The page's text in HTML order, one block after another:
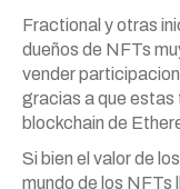
Fractional y otras
dueños de NFTs
vender
gracias a que estas
blockchain de
Si bien el valor de
mundo de los NFTs